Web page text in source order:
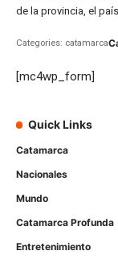
de la provincia, el
Categories: catamarca
[mc4wp_form]
Quick Links
Catamarca
Nacionales
Mundo
Catamarca Profunda
Entretenimiento